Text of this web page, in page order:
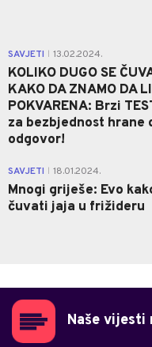
SAVJETI 13.02.2024.
KOLIKO DUGO SE
KAKO DA ZNAMO DA
POKVARENA: Brzi
za bezbjednost hrane
odgovor!
SAVJETI 18.01.2024.
Mnogi griješe: Evo
čuvati jaja u frižideru
Naše vijesti